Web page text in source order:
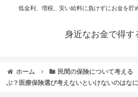
低金利、増税、安い給料に負けずにお金を貯
身近なお金で得す
ホーム 民間の保険について考える
ぶ？医療保険選び考えないといけないのはな